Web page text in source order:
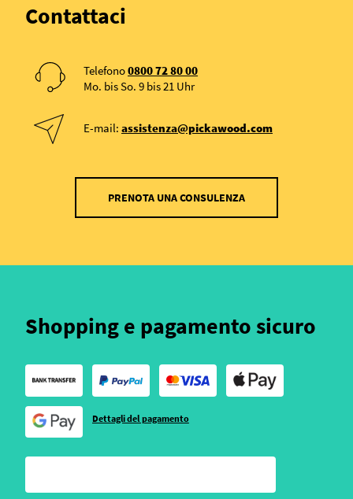
Contattaci
Telefono0800 72 80 00
Mo. bis So. 9 bis 21 Uhr
E-mail: assistenza@pickawood.com
PRENOTA UNA CONSULENZA
Shopping e pagamento sicuro
Dettagli del pagamento